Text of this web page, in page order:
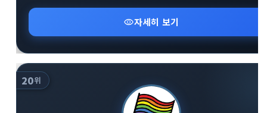
visibility자세히 보기
20위